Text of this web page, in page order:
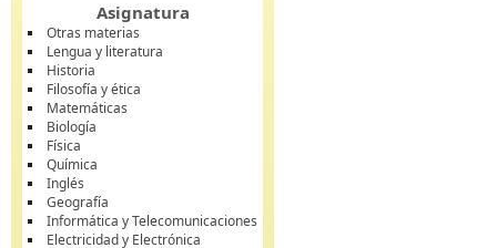
Asignatura
Otras materias
Lengua y literatura
Historia
Filosofía y ética
Matemáticas
Biología
Física
Química
Inglés
Geografía
Informática y Telecomunicaciones
Electricidad y Electrónica